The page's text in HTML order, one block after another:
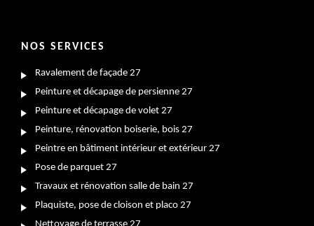
NOS SERVICES
Ravalement de façade 27
Peinture et décapage de persienne 27
Peinture et décapage de volet 27
Peinture, rénovation boiserie, bois 27
Peintre en bâtiment intérieur et extérieur 27
Pose de parquet 27
Travaux et rénovation salle de bain 27
Plaquiste, pose de cloison et placo 27